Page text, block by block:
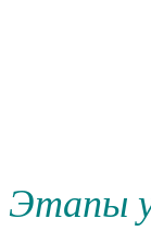
Этапы